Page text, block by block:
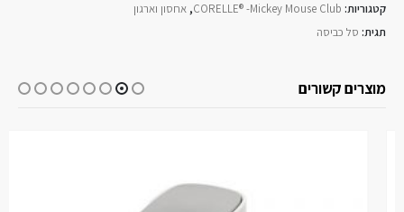
קטגוריות: CORELLE® -Mickey Mouse Club
, אחסון וארגון
תגית: סל כביסה
מוצרים קשורים